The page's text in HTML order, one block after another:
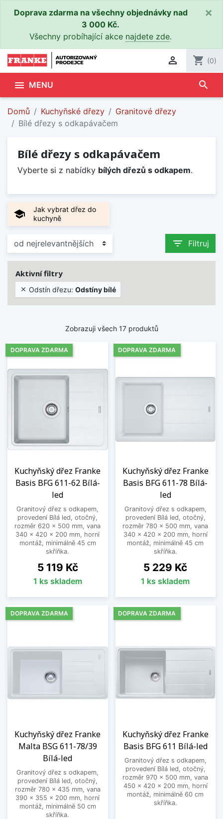
Doprava zdarma na všechny objednávky nad
3 000 Kč.
Všechny probíhající akce najdete zde.
×
 shopping_cart (0)
 MENU search
Domů Kuchyňské dřezy
Granitové dřezy
Bílé dřezy s odkapávačem
Bílé dřezy s odkapávačem
Vyberte si z nabídky bílých dřezů s odkapem.
school
Jak vybrat dřez do
kuchyně
filter_list Filtruj
Aktivní filtry
 Odstín dřezu: Odstíny bílé
Zobrazuji všech 17 produktů
Kuchyňský dřez Franke
Basis BFG 611-62 Bílá-
led
Granitový dřez s odkapem,
provedení Bílá led, otočný,
rozměr 620 x 500 mm, vana
340 x 420 x 200 mm, horní
montáž, minimálně 45 cm
skříňka.
Cena
5 119 Kč
1 ks skladem
DOPRAVA ZDARMA
Kuchyňský dřez Franke
Basis BFG 611-78 Bílá-
led
Granitový dřez s odkapem,
provedení Bílá led, otočný,
rozměr 780 x 500 mm, vana
340 x 420 x 200 mm, horní
montáž, minimálně 45 cm
skříňka.
Cena
5 229 Kč
1 ks skladem
DOPRAVA ZDARMA
Kuchyňský dřez Franke
Malta BSG 611-78/39
Bílá-led
Granitový dřez s odkapem,
provedení Bílá led, otočný,
rozměr 780 x 435 mm, vana
390 x 355 x 200 mm, horní
montáž, minimálně 50 cm
skříňka.
DOPRAVA ZDARMA
Kuchyňský dřez Franke
Basis BFG 611 Bílá-led
Granitový dřez s odkapem,
provedení Bílá led, otočný,
rozměr 970 x 500 mm, vana
450 x 420 x 200 mm, horní
montáž, minimálně 60 cm
skříňka.
DOPRAVA ZDARMA